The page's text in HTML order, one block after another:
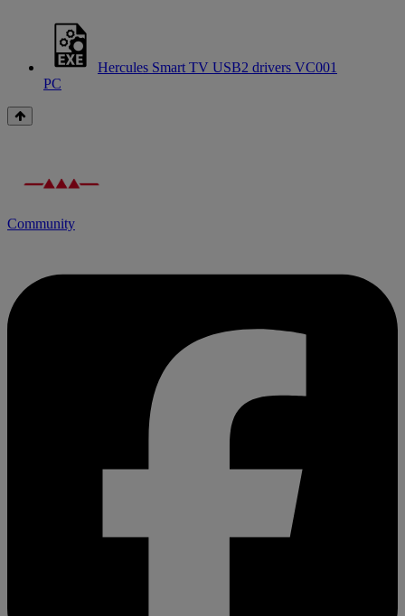
Hercules Smart TV USB2 drivers VC001
PC
Community